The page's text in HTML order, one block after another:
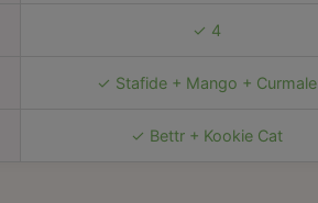
✓ 4
✓ Stafide + Mango + Curmale
✓ Bettr + Kookie Cat